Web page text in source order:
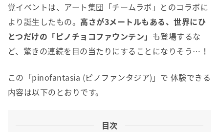
覚イベントは、アート集団「チームラボ」とのコラボに
より誕生したもの。 高さが3メートルもある、世界にひ
とつだけの「ピノチョコファウンテン」 も登場するな
ど、驚きの連続を目の当たりにすることになりそう…！
この「pinofantasia (ピノファンタジア)」で 体験できる
内容は以下のとおりです。
目次